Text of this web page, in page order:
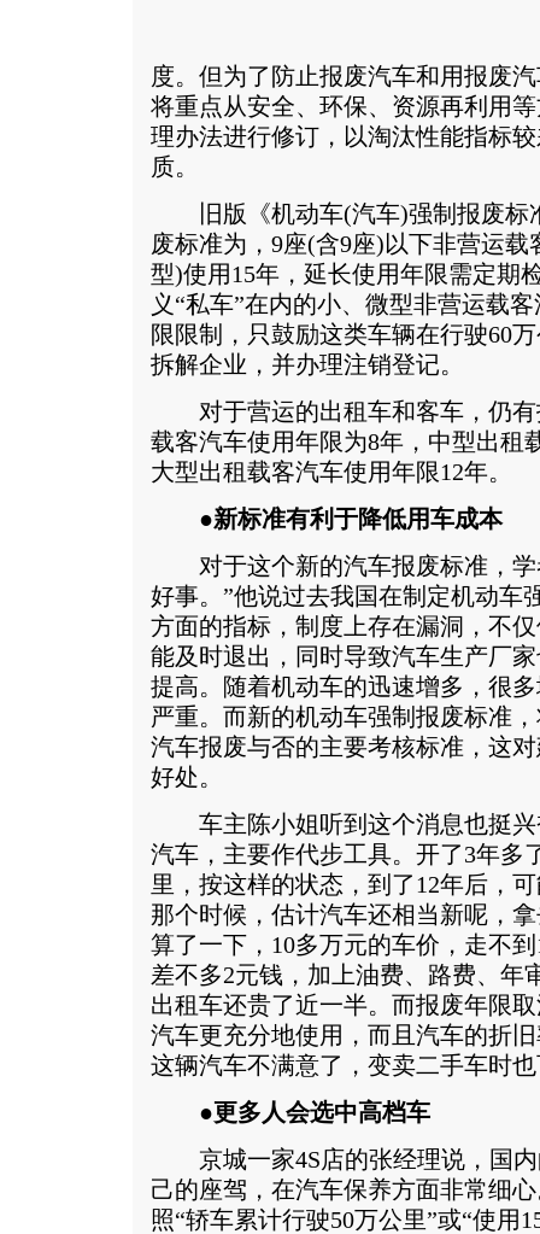
度。但为了防止报废汽车和用报废
将重点从安全、环保、资源再利用
理办法进行修订，以淘汰性能指标
质。
旧版《机动车(汽车)强制报废标
废标准为，9座(含9座)以下非营运
型)使用15年，延长使用年限需定期
义“私车”在内的小、微型非营运载
限限制，只鼓励这类车辆在行驶60
拆解企业，并办理注销登记。
对于营运的出租车和客车，仍有
载客汽车使用年限为8年，中型出租
大型出租载客汽车使用年限12年。
●新标准有利于降低用车成本
对于这个新的汽车报废标准，学
好事。”他说过去我国在制定机动车
方面的指标，制度上存在漏洞，不
能及时退出，同时导致汽车生产厂
提高。随着机动车的迅速增多，很
严重。而新的机动车强制报废标准
汽车报废与否的主要考核标准，这
好处。
车主陈小姐听到这个消息也挺兴
汽车，主要作代步工具。开了3年多
里，按这样的状态，到了12年后，
那个时候，估计汽车还相当新呢，
算了一下，10多万元的车价，走不
差不多2元钱，加上油费、路费、年
出租车还贵了近一半。而报废年限
汽车更充分地使用，而且汽车的折
这辆汽车不满意了，变卖二手车时
●更多人会选中高档车
京城一家4S店的张经理说，国内
己的座驾，在汽车保养方面非常细
照“轿车累计行驶50万公里”或“使用